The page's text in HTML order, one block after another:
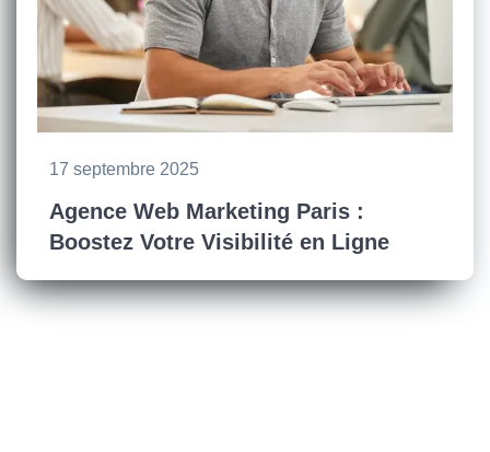
17 septembre 2025
Agence Web Marketing Paris :
Boostez Votre Visibilité en Ligne